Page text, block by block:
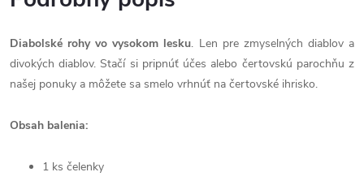
Diabolské rohy vo vysokom lesku. Len pre zmyselných diablov a
divokých diablov. Stačí si pripnúť účes alebo čertovskú parochňu z
našej ponuky a môžete sa smelo vrhnúť na čertovské ihrisko.
Obsah balenia:
1 ks čelenky